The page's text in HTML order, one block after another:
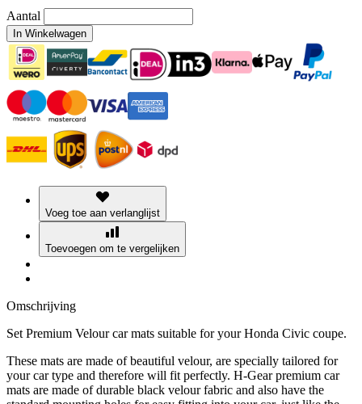
Aantal
In Winkelwagen
Voeg toe aan verlanglijst
Toevoegen om te vergelijken
Omschrijving
Set Premium Velour car mats suitable for your Honda Civic coupe.
These mats are made of beautiful velour, are specially tailored for
your car type and therefore will fit perfectly. H-Gear premium car
mats are made of durable black velour fabric and also have the